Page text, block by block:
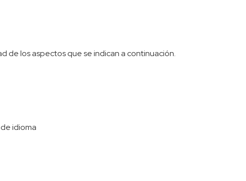
de los aspectos que se indican a continuación.
idioma